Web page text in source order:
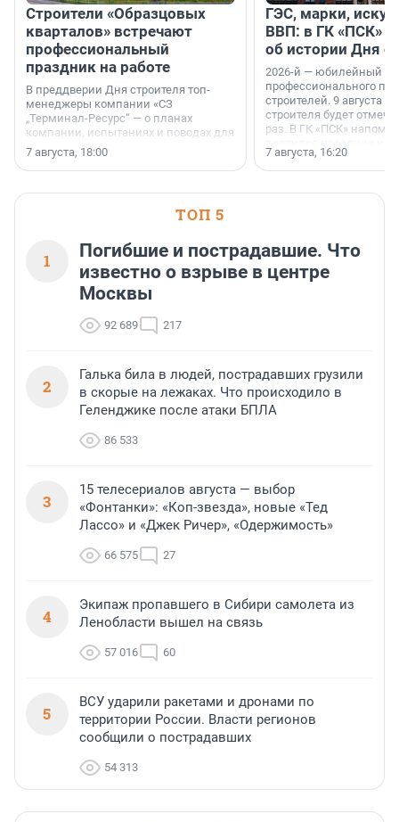
Строители «Образцовых
кварталов» встречают
профессиональный
праздник на работе
В преддверии Дня строителя топ-
менеджеры компании «СЗ
„Терминал-Ресурс“ — о планах
компании, испытаниях и поводах для
осторожного оптимизма.
7 августа, 18:00
ГЭС, марки,
ВВП: в ГК «ПСК»
об истории Дня
2026-й — юбилейный
профессионального
строителей. 9 августа
строителя будет
раз. В ГК «ПСК»
поменялась роль
7 августа, 16:20
ТОП 5
1
Погибшие и пострадавшие. Что
известно о взрыве в центре
Москвы
92 689 217
2
Галька била в людей, пострадавших грузили
в скорые на лежаках. Что происходило в
Геленджике после атаки БПЛА
86 533
3
15 телесериалов августа — выбор
«Фонтанки»: «Коп-звезда», новые «Тед
Лассо» и «Джек Ричер», «Одержимость»
66 575 27
4
Экипаж пропавшего в Сибири самолета из
Ленобласти вышел на связь
57 016 60
5
ВСУ ударили ракетами и дронами по
территории России. Власти регионов
сообщили о пострадавших
54 313